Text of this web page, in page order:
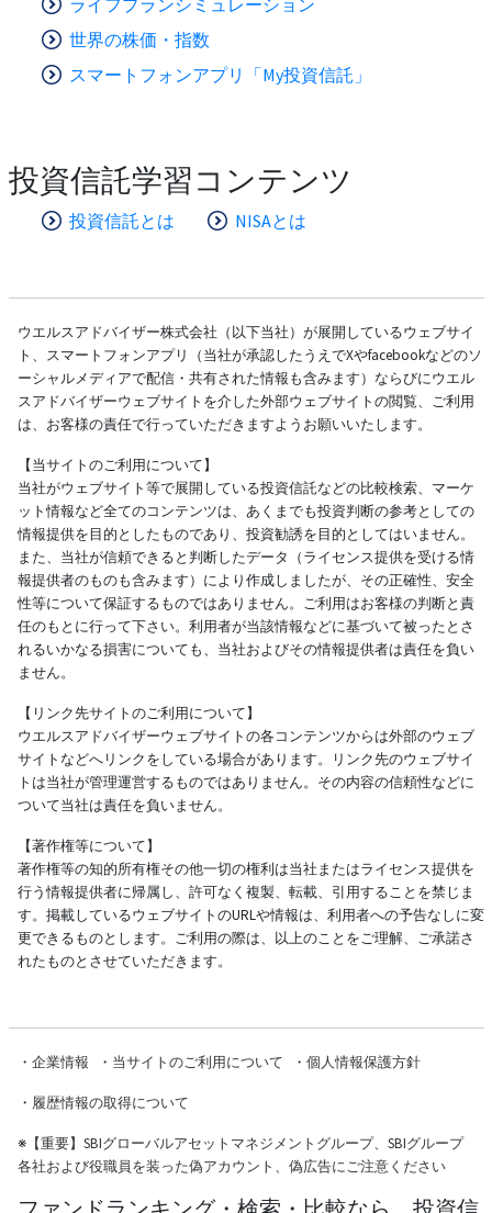
世界の株価・指数
スマートフォンアプリ「My投資信託」
投資信託学習コンテンツ
投資信託とは NISAとは
ウエルスアドバイザー株式会社（以下当社）が展開しているウェブサイ
ト、スマートフォンアプリ（当社が承認したうえでXやfacebookなどのソ
ーシャルメディアで配信・共有された情報も含みます）ならびにウエル
スアドバイザーウェブサイトを介した外部ウェブサイトの閲覧、ご利用
は、お客様の責任で行っていただきますようお願いいたします。
【当サイトのご利用について】
当社がウェブサイト等で展開している投資信託などの比較検索、マーケ
ット情報など全てのコンテンツは、あくまでも投資判断の参考としての
情報提供を目的としたものであり、投資勧誘を目的としてはいません。
また、当社が信頼できると判断したデータ（ライセンス提供を受ける情
報提供者のものも含みます）により作成しましたが、その正確性、安全
性等について保証するものではありません。ご利用はお客様の判断と責
任のもとに行って下さい。利用者が当該情報などに基づいて被ったとさ
れるいかなる損害についても、当社およびその情報提供者は責任を負い
ません。
【リンク先サイトのご利用について】
ウエルスアドバイザーウェブサイトの各コンテンツからは外部のウェブ
サイトなどへリンクをしている場合があります。リンク先のウェブサイ
トは当社が管理運営するものではありません。その内容の信頼性などに
ついて当社は責任を負いません。
【著作権等について】
著作権等の知的所有権その他一切の権利は当社またはライセンス提供を
行う情報提供者に帰属し、許可なく複製、転載、引用することを禁じま
す。掲載しているウェブサイトのURLや情報は、利用者への予告なしに変
更できるものとします。ご利用の際は、以上のことをご理解、ご承諾さ
れたものとさせていただきます。
・ 企業情報 ・ 当サイトのご利用について ・ 個人情報保護方針
・ 履歴情報の取得について
※【重要】SBIグローバルアセットマネジメントグループ、SBIグループ
各社および役職員を装った偽アカウント、偽広告にご注意ください